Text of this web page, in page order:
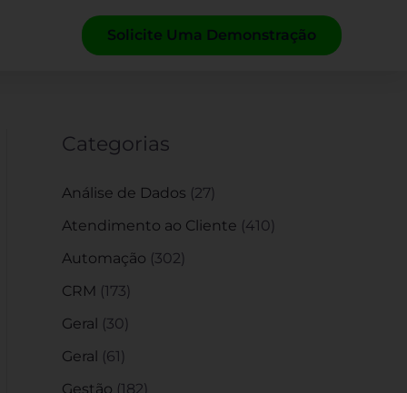
Solicite Uma Demonstração
Categorias
Análise de Dados (27)
Atendimento ao Cliente (410)
Automação (302)
CRM (173)
Geral (30)
Geral (61)
Gestão (182)